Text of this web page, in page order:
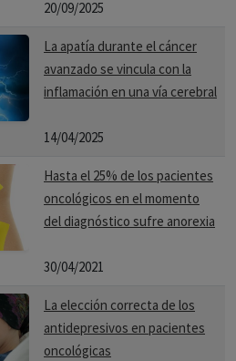
20/09/2025
La apatía durante el cáncer
avanzado se vincula con la
inflamación en una vía cerebral
14/04/2025
Hasta el 25% de los pacientes
oncológicos en el momento
del diagnóstico sufre anorexia
30/04/2021
La elección correcta de los
antidepresivos en pacientes
oncológicas